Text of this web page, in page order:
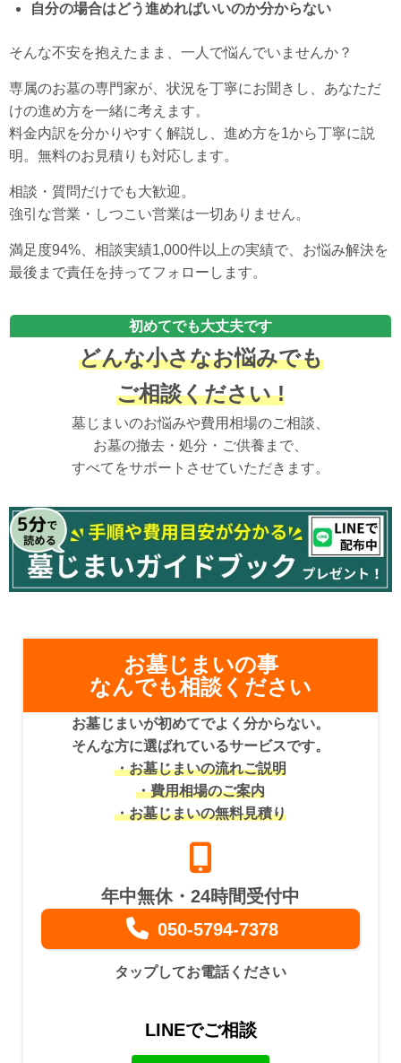
自分の場合はどう進めればいいのか分からない
そんな不安を抱えたまま、一人で悩んでいませんか？
専属のお墓の専門家が、状況を丁寧にお聞きし、あなただ
けの進め方を一緒に考えます。
料金内訳を分かりやすく解説し、進め方を1から丁寧に説
明。無料のお見積りも対応します。
相談・質問だけでも大歓迎。
強引な営業・しつこい営業は一切ありません。
満足度94%、相談実績1,000件以上の実績で、お悩み解決を
最後まで責任を持ってフォローします。
初めてでも大丈夫です
どんな小さなお悩みでも
ご相談ください !
墓じまいのお悩みや費用相場のご相談、
お墓の撤去・処分・ご供養まで、
すべてをサポートさせていただきます。
お墓じまいの事
なんでも相談ください
お墓じまいが初めてでよく分からない。
そんな方に選ばれているサービスです。
・お墓じまいの流れご説明
・費用相場のご案内
・お墓じまいの無料見積り
年中無休・24時間受付中
050-5794-7378
タップしてお電話ください
LINEでご相談